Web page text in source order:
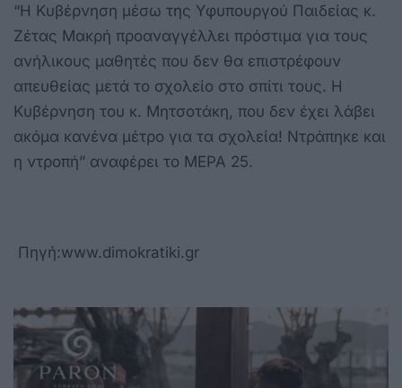
“Η Κυβέρνηση μέσω της Υφυπουργού Παιδείας κ.
Ζέτας Μακρή προαναγγέλλει πρόστιμα για τους
ανήλικους μαθητές που δεν θα επιστρέφουν
απευθείας μετά το σχολείο στο σπίτι τους. Η
Κυβέρνηση του κ. Μητσοτάκη, που δεν έχει λάβει
ακόμα κανένα μέτρο για τα σχολεία! Ντράπηκε και
η ντροπή” αναφέρει το ΜΕΡΑ 25.
Πηγή:www.dimokratiki.gr